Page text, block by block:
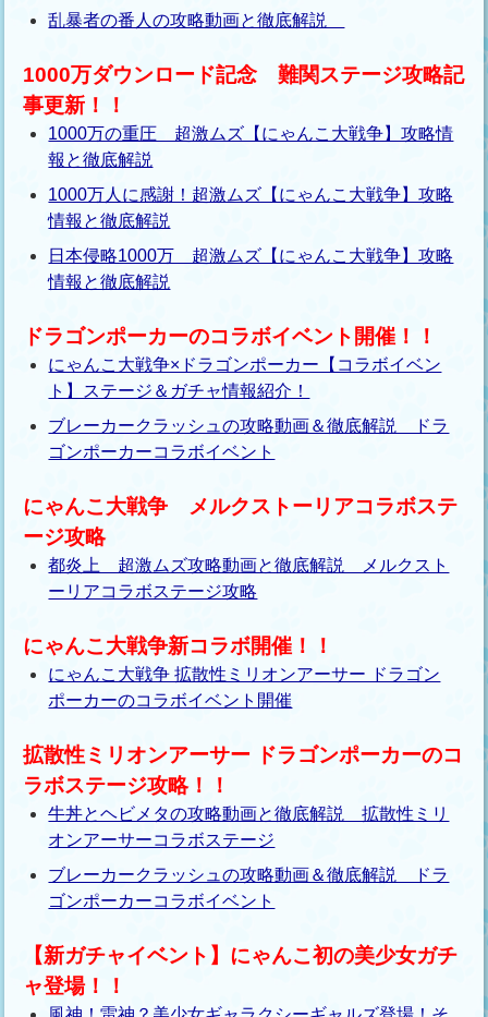
乱暴者の番人の攻略動画と徹底解説
1000万ダウンロード記念 難関ステージ攻略記
事更新！！
1000万の重圧 超激ムズ【にゃんこ大戦争】攻略情
報と徹底解説
1000万人に感謝！超激ムズ【にゃんこ大戦争】攻略
情報と徹底解説
日本侵略1000万 超激ムズ【にゃんこ大戦争】攻略
情報と徹底解説
ドラゴンポーカーのコラボイベント開催！！
にゃんこ大戦争×ドラゴンポーカー【コラボイベン
ト】ステージ＆ガチャ情報紹介！
ブレーカークラッシュの攻略動画＆徹底解説 ドラ
ゴンポーカーコラボイベント
にゃんこ大戦争 メルクストーリアコラボステ
ージ攻略
都炎上 超激ムズ攻略動画と徹底解説 メルクスト
ーリアコラボステージ攻略
にゃんこ大戦争新コラボ開催！！
にゃんこ大戦争 拡散性ミリオンアーサー ドラゴン
ポーカーのコラボイベント開催
拡散性ミリオンアーサー ドラゴンポーカーのコ
ラボステージ攻略！！
牛丼とヘビメタの攻略動画と徹底解説 拡散性ミリ
オンアーサーコラボステージ
ブレーカークラッシュの攻略動画＆徹底解説 ドラ
ゴンポーカーコラボイベント
【新ガチャイベント】にゃんこ初の美少女ガチ
ャ登場！！